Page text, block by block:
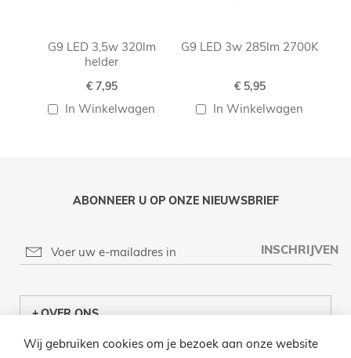
G9 LED 3,5w 320lm
helder
€ 7,95
In Winkelwagen
G9 LED 3w 285lm 2700K
€ 5,95
In Winkelwagen
ABONNEER U OP ONZE NIEUWSBRIEF
INSCHRIJVEN
OVER ONS
KLANTENCENTRUM
Wij gebruiken cookies om je bezoek aan onze website